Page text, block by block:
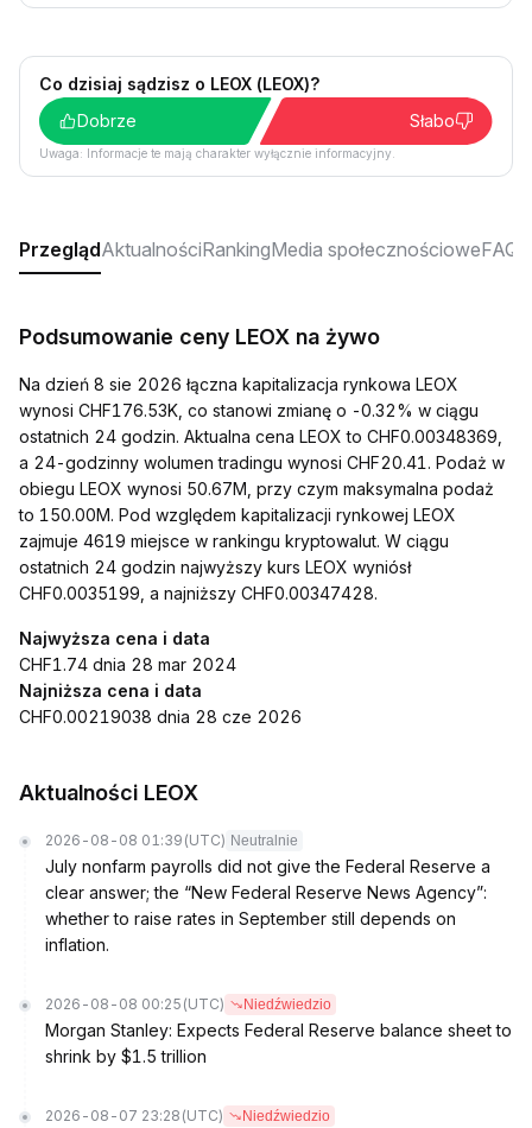
Co dzisiaj sądzisz o LEOX (LEOX)?
Dobrze
Słabo
Uwaga: Informacje te mają charakter wyłącznie informacyjny.
PrzeglądAktualnościRankingMedia społecznościoweFAQ
Podsumowanie ceny LEOX na żywo
Na dzień 8 sie 2026 łączna kapitalizacja rynkowa LEOX
wynosi CHF176.53K, co stanowi zmianę o -0.32% w ciągu
ostatnich 24 godzin. Aktualna cena LEOX to CHF0.00348369,
a 24-godzinny wolumen tradingu wynosi CHF20.41. Podaż w
obiegu LEOX wynosi 50.67M, przy czym maksymalna podaż
to 150.00M. Pod względem kapitalizacji rynkowej LEOX
zajmuje 4619 miejsce w rankingu kryptowalut. W ciągu
ostatnich 24 godzin najwyższy kurs LEOX wyniósł
CHF0.0035199, a najniższy CHF0.00347428.
Najwyższa cena i data
CHF1.74 dnia 28 mar 2024
Najniższa cena i data
CHF0.00219038 dnia 28 cze 2026
Aktualności LEOX
2026-08-08 01:39 (UTC) Neutralnie
July nonfarm payrolls did not give the Federal Reserve a
clear answer; the “New Federal Reserve News Agency”:
whether to raise rates in September still depends on
inflation.
2026-08-08 00:25 (UTC) Niedźwiedzio
Morgan Stanley: Expects Federal Reserve balance sheet to
shrink by $1.5 trillion
2026-08-07 23:28 (UTC) Niedźwiedzio